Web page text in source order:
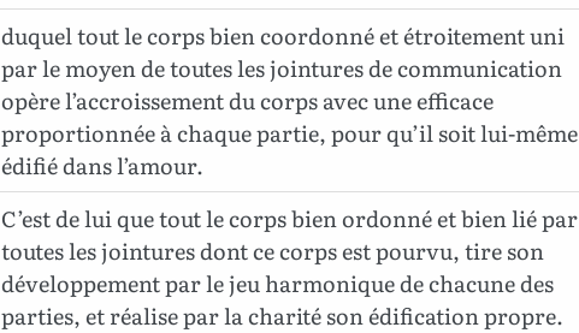
duquel tout le corps bien coordonné et étroitement uni
par le moyen de toutes les jointures de communication
opère l’accroissement du corps avec une efficace
proportionnée à chaque partie, pour qu’il soit lui-même
édifié dans l’amour.
C’est de lui que tout le corps bien ordonné et bien lié par
toutes les jointures dont ce corps est pourvu, tire son
développement par le jeu harmonique de chacune des
parties, et réalise par la charité son édification propre.